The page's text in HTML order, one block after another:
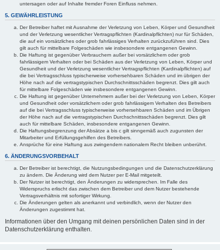
untersagen oder auf Inhalte fremder Foren Einfluss nehmen.
5. GEWÄHRLEISTUNG
Der Betreiber haftet mit Ausnahme der Verletzung von Leben, Körper und Gesundheit
und der Verletzung wesentlicher Vertragspflichten (Kardinalpflichten) nur für Schäden,
die auf ein vorsätzliches oder grob fahrlässiges Verhalten zurückzuführen sind. Dies
gilt auch für mittelbare Folgeschäden wie insbesondere entgangenen Gewinn.
Die Haftung ist gegenüber Verbrauchern außer bei vorsätzlichem oder grob
fahrlässigem Verhalten oder bei Schäden aus der Verletzung von Leben, Körper und
Gesundheit und der Verletzung wesentlicher Vertragspflichten (Kardinalpflichten) auf
die bei Vertragsschluss typischerweise vorhersehbaren Schäden und im übrigen der
Höhe nach auf die vertragstypischen Durchschnittsschäden begrenzt. Dies gilt auch
für mittelbare Folgeschäden wie insbesondere entgangenen Gewinn.
Die Haftung ist gegenüber Unternehmern außer bei der Verletzung von Leben, Körper
und Gesundheit oder vorsätzlichem oder grob fahrlässigem Verhalten des Betreibers
auf die bei Vertragsschluss typischerweise vorhersehbaren Schäden und im Übrigen
der Höhe nach auf die vertragstypischen Durchschnittsschäden begrenzt. Dies gilt
auch für mittelbare Schäden, insbesondere entgangenen Gewinn.
Die Haftungsbegrenzung der Absätze a bis c gilt sinngemäß auch zugunsten der
Mitarbeiter und Erfüllungsgehilfen des Betreibers.
Ansprüche für eine Haftung aus zwingendem nationalem Recht bleiben unberührt.
6. ÄNDERUNGSVORBEHALT
Der Betreiber ist berechtigt, die Nutzungsbedingungen und die Datenschutzerklärung
zu ändern. Die Änderung wird dem Nutzer per E-Mail mitgeteilt.
Der Nutzer ist berechtigt, den Änderungen zu widersprechen. Im Falle des
Widerspruchs erlischt das zwischen dem Betreiber und dem Nutzer bestehende
Vertragsverhältnis mit sofortiger Wirkung.
Die Änderungen gelten als anerkannt und verbindlich, wenn der Nutzer den
Änderungen zugestimmt hat.
Informationen über den Umgang mit deinen persönlichen Daten sind in der
Datenschutzerklärung enthalten.